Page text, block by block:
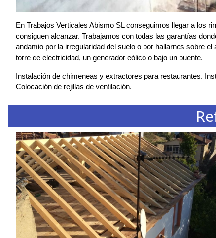
En Trabajos Verticales Abismo SL conseguimos llegar a los
consiguen alcanzar. Trabajamos con todas las garantías
andamio por la irregularidad del suelo o por hallarnos sobre el
torre de electricidad, un generador eólico o bajo un puente.
Instalación de chimeneas y extractores para restaurantes.
Colocación de rejillas de ventilación.